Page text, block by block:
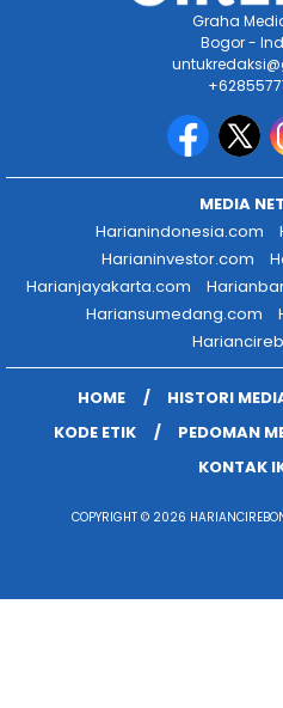
Graha
Bogor -
MEDIA
Harianindonesia.com
Harianinvestor.com
Harianjayakarta.com
Hariansumedang.com
HOME HISTORI
KODE ETIK
PEDOMAN
KONTAK
COPYRIGHT © 2026